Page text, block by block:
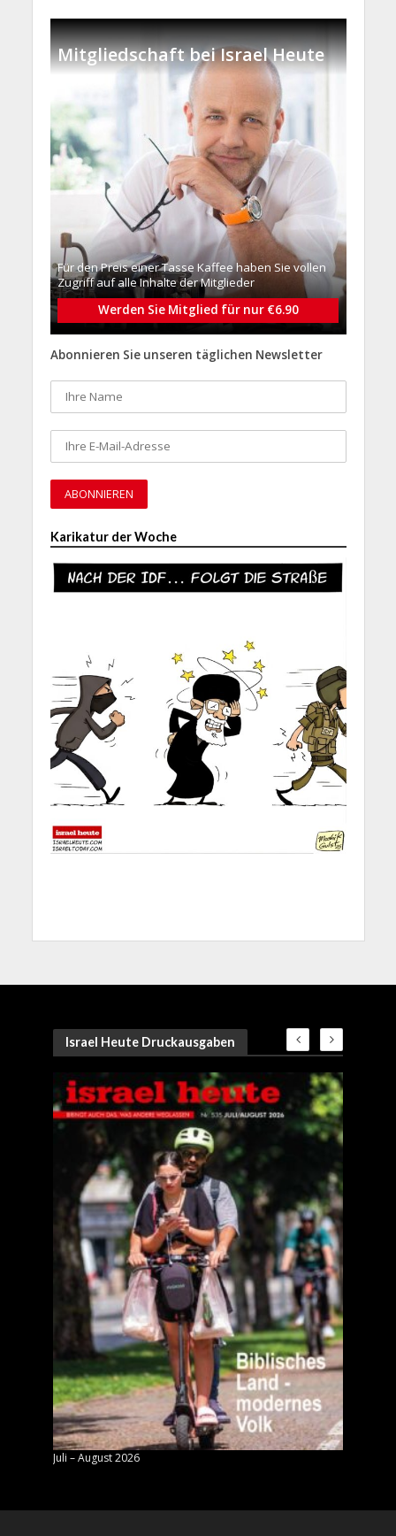
Mitgliedschaft bei Israel Heute
Für den Preis einer Tasse Kaffee haben Sie vollen
Zugriff auf alle Inhalte der Mitglieder
Werden Sie Mitglied für nur €6.90
Abonnieren Sie unseren täglichen Newsletter
Karikatur der Woche
Israel Heute Druckausgaben
Juli – August 2026